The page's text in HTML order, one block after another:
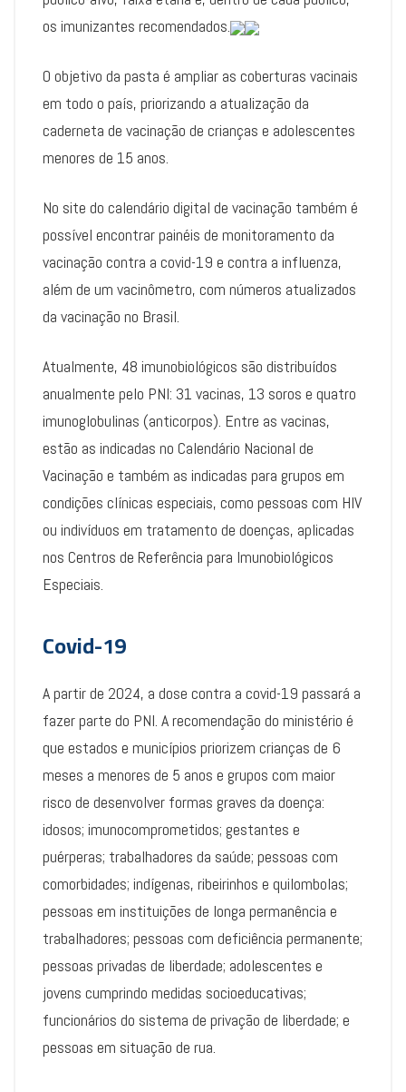
os imunizantes recomendados.
O objetivo da pasta é ampliar as coberturas vacinais
em todo o país, priorizando a atualização da
caderneta de vacinação de crianças e adolescentes
menores de 15 anos.
No site do calendário digital de vacinação também é
possível encontrar painéis de monitoramento da
vacinação contra a covid-19 e contra a influenza,
além de um vacinômetro, com números atualizados
da vacinação no Brasil.
Atualmente, 48 imunobiológicos são distribuídos
anualmente pelo PNI: 31 vacinas, 13 soros e quatro
imunoglobulinas (anticorpos). Entre as vacinas,
estão as indicadas no Calendário Nacional de
Vacinação e também as indicadas para grupos em
condições clínicas especiais, como pessoas com HIV
ou indivíduos em tratamento de doenças, aplicadas
nos Centros de Referência para Imunobiológicos
Especiais.
Covid-19
A partir de 2024, a dose contra a covid-19 passará a
fazer parte do PNI. A recomendação do ministério é
que estados e municípios priorizem crianças de 6
meses a menores de 5 anos e grupos com maior
risco de desenvolver formas graves da doença:
idosos; imunocomprometidos; gestantes e
puérperas; trabalhadores da saúde; pessoas com
comorbidades; indígenas, ribeirinhos e quilombolas;
pessoas em instituições de longa permanência e
trabalhadores; pessoas com deficiência permanente;
pessoas privadas de liberdade; adolescentes e
jovens cumprindo medidas socioeducativas;
funcionários do sistema de privação de liberdade; e
pessoas em situação de rua.